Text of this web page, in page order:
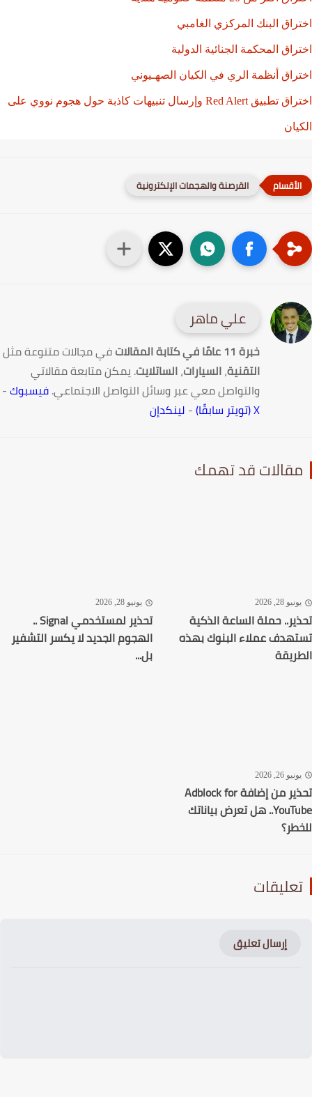
البنك المركزي الغامبي
المحكمة الجنائية الدولية
أنظمة الري في الكيان الصهـيوني
اختراق تطبيق Red Alert وإرسال تنبيهات كاذبة حول هجوم نووي على
القرصنة والهجمات الإلكترونية
علي ماهر
خبرة 11 عامًا في كتابة المقالات
في مجالات متنوعة مثل
التقنية،السيارات،الساتلايت. يمكن متابعة مقالاتي
والتواصل معي عبر وسائل التواصل الاجتماعي.فيسبوك-
-لينكدإن
قد تهمك
28, 2026
حملة الساعة الذكية
عملاء البنوك بهذه
يونيو 28, 2026
تحذير لمستخدمي Signal ..
الهجوم الجديد لا يكسر التشفير
بل...
26, 2026
تحذير من إضافة Adblock for
YouTube.. هل تعرض بياناتك
إرسال تعليق